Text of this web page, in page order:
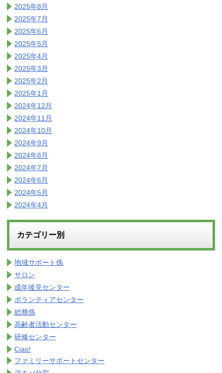
2025年8月
2025年7月
2025年6月
2025年5月
2025年4月
2025年3月
2025年2月
2025年1月
2024年12月
2024年11月
2024年10月
2024年9月
2024年8月
2024年7月
2024年6月
2024年5月
2024年4月
カテゴリー別
地域サポート係
サロン
成年後見センター
ボランティアセンター
総務係
高齢者活動センター
研修センター
Ciao!
ファミリーサポートセンター